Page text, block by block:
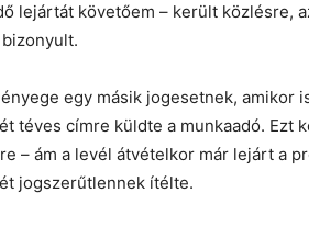
lejártát követőem – került közlésre,
egy másik jogesetnek, amikor
téves címre küldte a munkaadó. Ezt
– ám a levél átvételkor már lejárt a
jogszerűtlennek ítélte.